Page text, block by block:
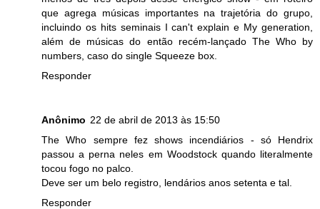
que agrega músicas importantes na trajetória do grupo,
incluindo os hits seminais I can't explain e My generation,
além de músicas do então recém-lançado The Who by
numbers, caso do single Squeeze box.
Responder
Anônimo 22 de abril de 2013 às 15:50
The Who sempre fez shows incendiários - só Hendrix
passou a perna neles em Woodstock quando literalmente
tocou fogo no palco.
Deve ser um belo registro, lendários anos setenta e tal.
Responder